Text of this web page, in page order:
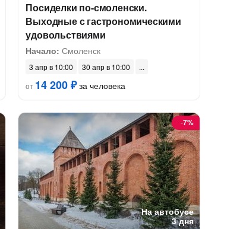
Посиделки по-смоленски.
Выходные с гастрономическими
удовольствиями
Начало: Смоленск
3 апр в 10:00
30 апр в 10:00
от 14 200 ₽за человека
На автобусе
3 дня
-7%